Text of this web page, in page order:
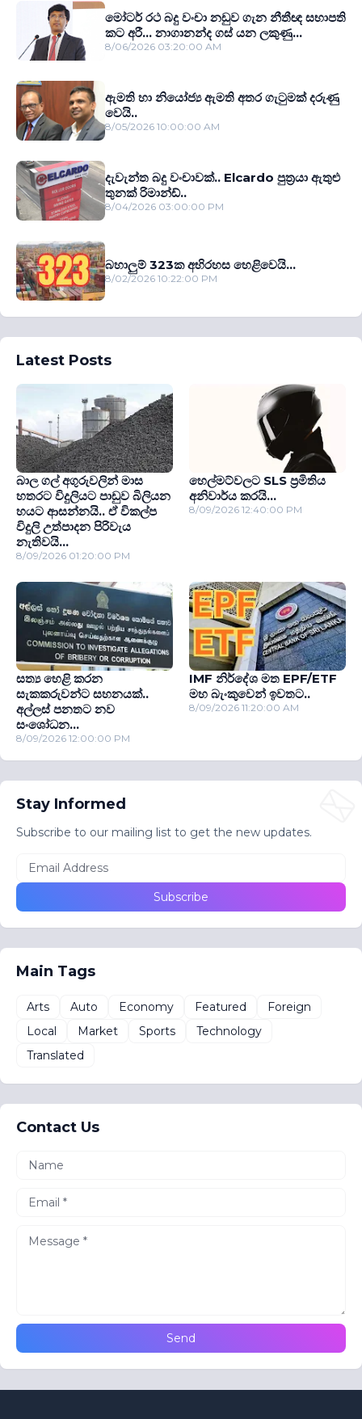
මෝටර් රථ බදු වංචා නඩුව ගැන නීතීඥ සභාපති
කට අරී... නාගානන්ද ගස් යන ලකුණු...
8/06/2026 03:20:00 AM
ඇමති හා නියෝජ්‍ය ඇමති අතර ගැටුමක් දරුණු
වෙයි..
8/05/2026 10:00:00 AM
දැවැන්ත බදු වංචාවක්.. Elcardo පුත‍්‍රයා ඇතුළු
තුනක් රිමාන්ඩ්..
8/04/2026 03:00:00 PM
බහාලුම් 323ක අභිරහස හෙළිවෙයි...
8/02/2026 10:22:00 PM
Latest Posts
බාල ගල් අගුරුවලින් මාස
හතරට විදුලියට පාඩුව බිලියන
හයට ආසන්නයි.. ඒ විකල්ප
විදුලි උත්පාදන පිරිවැය
නැතිවයි...
8/09/2026 01:20:00 PM
හෙල්මට්වලට SLS ප‍්‍රමිතිය
අනිවාර්ය කරයි...
8/09/2026 12:40:00 PM
සත්‍ය හෙළි කරන
සැකකරුවන්ට සහනයක්..
අල්ලස් පනතට නව
සංශෝධන...
8/09/2026 12:00:00 PM
IMF නිර්දේශ මත EPF/ETF
මහ බැංකුවෙන් ඉවතට..
8/09/2026 11:20:00 AM
Stay Informed
Subscribe to our mailing list to get the new updates.
Main Tags
Arts Auto Economy Featured
Foreign
Local
Market Sports
Technology
Translated
Contact Us